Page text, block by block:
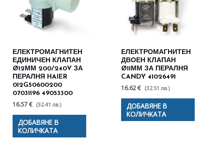
ЕЛЕКТРОМАГНИТЕН
ЕДИНИЧЕН КЛАПАН
Ø12ММ 200/240V ЗА
ПЕРАЛНЯ HAIER
012G50600200
07031196 49053300
16.57 € (32.41 лв.)
ДОБАВЯНЕ В
КОЛИЧКАТА
ЕЛЕКТРОМАГНИТЕН
ДВОЕН КЛАПАН
Ø11ММ ЗА ПЕРАЛНЯ
CANDY 41026491
16.62 € (32.51 лв.)
ДОБАВЯНЕ В
КОЛИЧКАТА